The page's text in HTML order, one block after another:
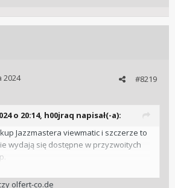
#8219
2024
o 20:14, h00jraq napisał(-a):
Jazzmastera viewmatic i szczerze to
wydają się dostępne w przyzwoitych
gdzie można kupić Hamiltona i jest
olfert-co.de